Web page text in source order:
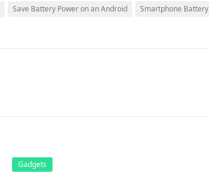
Save Battery Power on an Android Smartphone Battery
Gadgets